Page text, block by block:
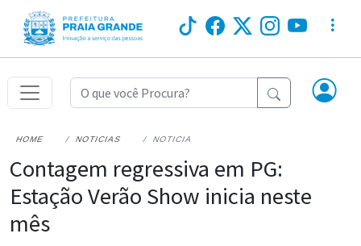
HOME NOTICIAS NOTICIA
Contagem regressiva em PG:
Estação Verão Show inicia neste
mês